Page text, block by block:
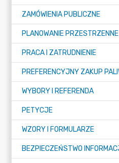
ZAMÓWIENIA PUBLICZNE
PLANOWANIE PRZESTRZENNE
PRACA I ZATRUDNIENIE
WYBORY I REFERENDA
PETYCJE
WZORY I FORMULARZE